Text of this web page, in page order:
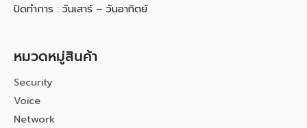
ปิดทำการ : วันเสาร์ – วันอาทิตย์
หมวดหมู่สินค้า
Security
Voice
Network